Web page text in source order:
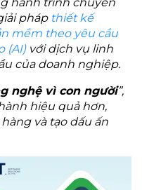
pháp thiết kế
mềm theo yêu cầu
(AI)với dịch vụ linh
của doanh nghiệp.
nghệ vì con người”,
hiệu quả hơn,
và tạo dấu ấn